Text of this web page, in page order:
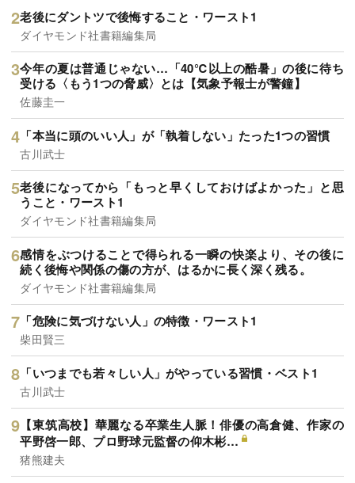
老後にダントツで後悔すること・ワースト1
ダイヤモンド社書籍編集局
今年の夏は普通じゃない…「40℃以上の酷暑」の後に待ち
受ける〈もう1つの脅威〉とは【気象予報士が警鐘】
佐藤圭一
「本当に頭のいい人」が「執着しない」たった1つの習慣
古川武士
老後になってから「もっと早くしておけばよかった」と思
うこと・ワースト1
ダイヤモンド社書籍編集局
感情をぶつけることで得られる一瞬の快楽より、その後に
続く後悔や関係の傷の方が、はるかに長く深く残る。
ダイヤモンド社書籍編集局
「危険に気づけない人」の特徴・ワースト1
柴田賢三
「いつまでも若々しい人」がやっている習慣・ベスト1
古川武士
【東筑高校】華麗なる卒業生人脈！俳優の高倉健、作家の
平野啓一郎、プロ野球元監督の仰木彬…
猪熊建夫